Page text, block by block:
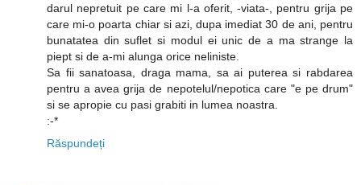
darul nepretuit pe care mi l-a oferit, -viata-, pentru grija pe
care mi-o poarta chiar si azi, dupa imediat 30 de ani, pentru
bunatatea din suflet si modul ei unic de a ma strange la
piept si de a-mi alunga orice neliniste.
Sa fii sanatoasa, draga mama, sa ai puterea si rabdarea
pentru a avea grija de nepotelul/nepotica care "e pe drum"
si se apropie cu pasi grabiti in lumea noastra.
:-*
Răspundeți